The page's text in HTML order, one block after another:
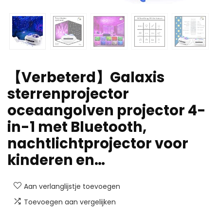
【Verbeterd】Galaxis
sterrenprojector
oceaangolven projector 4-
in-1 met Bluetooth,
nachtlichtprojector voor
kinderen en…
Aan verlanglijstje toevoegen
Toevoegen aan vergelijken